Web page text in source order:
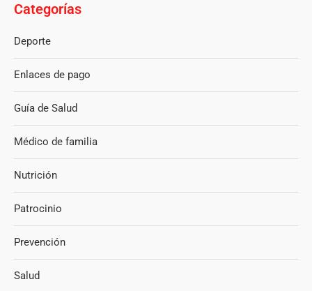
Categorías
Deporte
Enlaces de pago
Guía de Salud
Médico de familia
Nutrición
Patrocinio
Prevención
Salud